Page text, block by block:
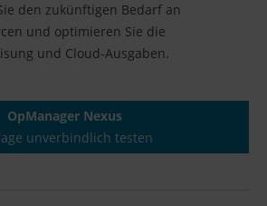
den zukünftigen Bedarf an
und optimieren Sie die
und Cloud-Ausgaben.
OpManager Nexus
unverbindlich testen